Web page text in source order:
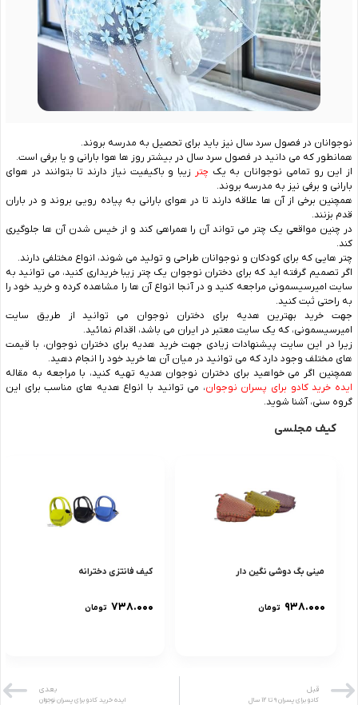
نوجوانان در فصول سرد سال نیز باید برای تحصیل به مدرسه بروند.
همانطور که می دانید در فصول سرد سال در بیشتر روز ها هوا بارانی و یا برفی است.
از این رو تمامی نوجوانان به یکچتر زیبا و باکیفیت نیاز دارند تا بتوانند در هوای
بارانی و برفی نیز به مدرسه بروند.
همچنین برخی از آن ها علاقه دارند تا در هوای بارانی به پیاده رویی بروند و در باران
قدم بزنند.
در چنین مواقعی یک چتر می تواند آن را همراهی کند و از خیس شدن آن ها جلوگیری
کند.
چتر هایی که برای کودکان و نوجوانان طراحی و تولید می شوند، انواع مختلفی دارند.
اگر تصمیم گرفته اید که برای دختران نوجوان یک چتر زیبا خریداری کنید، می توانید به
سایت امیرسیسمونی مراجعه کنید و در آنجا انواع آن ها را مشاهده کرده و خرید خود را
به راحتی ثبت کنید.
جهت خرید بهترین هدیه برای دختران نوجوان می توانید از طریق سایت
امیرسیسمونی، که یک سایت معتبر در ایران می باشد، اقدام نمائید.
زیرا در این سایت پیشنهادات زیادی جهت خرید هدیه برای دختران نوجوان، با قیمت
های مختلف وجود دارد که می توانید در میان آن ها خرید خود را انجام دهید.
همچنین اگر می خواهید برای دختران نوجوان هدیه تهیه کنید، با مراجعه به مقاله
ایده خرید کادو برای پسران نوجوان، می توانید با انواع هدیه های مناسب برای این
گروه سنی، آشنا شوید.
کیف مجلسی
مینی بگ دوشی نگین دار
۹۳۸.۰۰۰ تومان
کیف فانتزی دخترانه
۷۳۸.۰۰۰ تومان
قبل
کادو برای پسران ۹ تا ۱۲ سال
بعدی
ایده خرید کادو برای پسران نوجوان